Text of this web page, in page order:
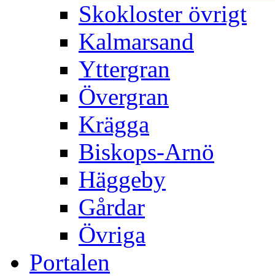
Skokloster övrigt
Kalmarsand
Yttergran
Övergran
Krägga
Biskops-Arnö
Häggeby
Gårdar
Övriga
Portalen